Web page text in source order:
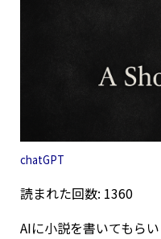
chatGPT
読まれた回数: 1360
AIに小説を書いてもら